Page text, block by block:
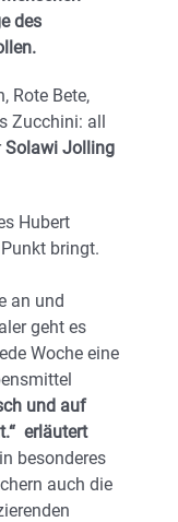
des
Rote Bete,
Zucchini: all
Solawi Jolling
Hubert
bringt.
an und
geht es
Woche eine
und auf
erläutert
besonderes
auch die